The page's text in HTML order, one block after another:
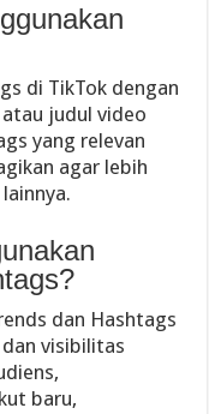
di TikTok dengan
judul video
yang relevan
agar lebih
dan Hashtags
visibilitas
baru,